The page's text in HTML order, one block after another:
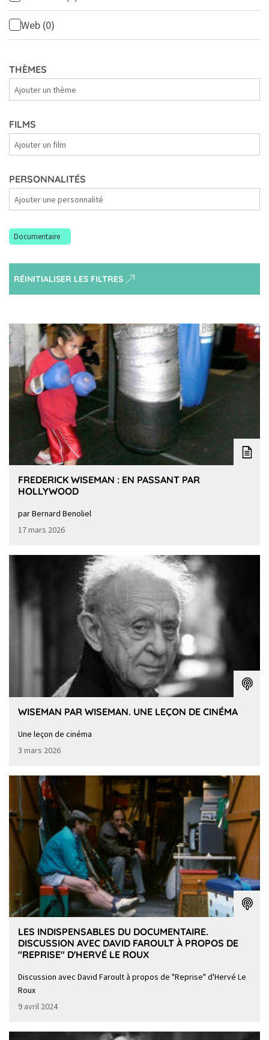
Web (0)
THÈMES
FILMS
PERSONNALITÉS
Documentaire
RÉINITIALISER LES FILTRES
FREDERICK WISEMAN : EN PASSANT PAR
HOLLYWOOD
par Bernard Benoliel
17 mars 2026
WISEMAN PAR WISEMAN. UNE LEÇON DE CINÉMA
Une leçon de cinéma
3 mars 2026
LES INDISPENSABLES DU DOCUMENTAIRE.
DISCUSSION AVEC DAVID FAROULT À PROPOS DE
"REPRISE" D'HERVÉ LE ROUX
Discussion avec David Faroult à propos de "Reprise" d'Hervé Le
Roux
9 avril 2024